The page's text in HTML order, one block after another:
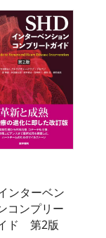
ンターベン
コンプリー
ド 第2版